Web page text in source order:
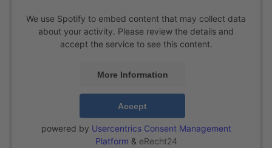
We use Spotify to embed content that may collect data
about your activity. Please review the details and
accept the service to see this content.
More Information
Accept
powered by Usercentrics Consent Management
Platform & eRecht24